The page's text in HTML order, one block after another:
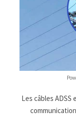
Les câbles ADSS